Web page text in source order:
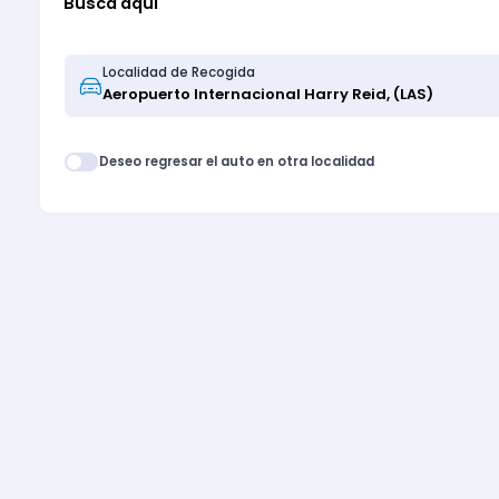
Localidad de Recogida
Deseo regresar el auto en otra localidad